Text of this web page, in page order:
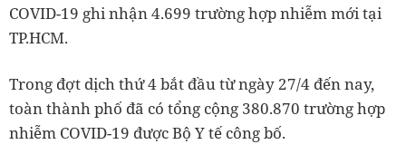
COVID-19 ghi nhận 4.699 trường hợp nhiễm mới tại
TP.HCM.
Trong đợt dịch thứ 4 bắt đầu từ ngày 27/4 đến nay,
toàn thành phố đã có tổng cộng 380.870 trường hợp
nhiễm COVID-19 được Bộ Y tế công bố.